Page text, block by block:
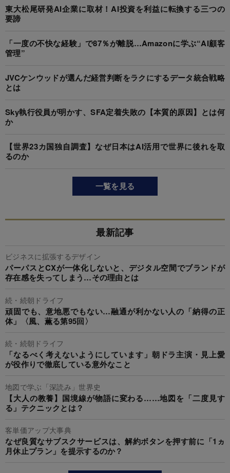
東大松尾研発AI企業に取材！AI投資を利益に転換する三つの
要諦
「一度の不快な経験」で87％が離脱…Amazonに学ぶ“AI顧客
管理”
JVCケンウッドが選んだ経営判断をラクにするデータ統合戦略
とは
Sky執行役員が明かす、SFA定着失敗の【本質的原因】とは何
か
【世界23カ国独自調査】なぜ日本はAI活用で世界に後れを取
るのか
一覧を見る
最新記事
ビジネスに拡張するデザイン
パーパスとCXが一体化しないと、デジタル空間でブランドが
存在感を失ってしまう…その理由とは
続・続朝ドライフ
頑固でも、意地悪でもない…融通が利かない人の「納得の正
体」〈風、薫る第95回〉
続・続朝ドライフ
「なるべく考えないようにしています」朝ドラ主演・見上愛
が役作りで徹底している意外なこと
地図で学ぶ「深読み」世界史
【大人の教養】国境線が物語に変わる……地図を「二度見す
る」テクニックとは？
客単価アップ大事典
なぜ良質なサブスクサービスは、解約ボタンを押す前に「1ヵ
月休止プラン」を提示するのか？